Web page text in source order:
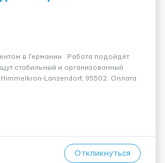
в Германии Работа подойдёт
стабильный и организованный
Lanzendorf, 95502. Оплата
при пе...
Откликнуться